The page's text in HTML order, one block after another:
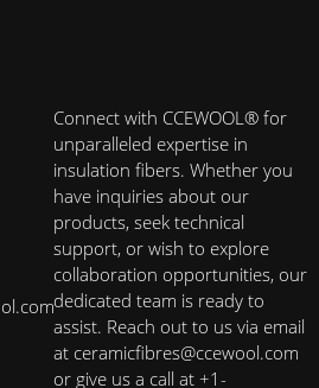
Connect with CCEWOOL® for
unparalleled expertise in
insulation fibers. Whether you
have inquiries about our
products, seek technical
support, or wish to explore
collaboration opportunities, our
dedicated team is ready to
assist. Reach out to us via email
at ceramicfibres@ccewool.com
or give us a call at +1-